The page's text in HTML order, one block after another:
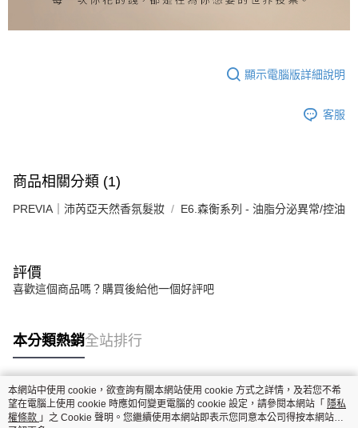
顯示電腦版詳細說明
客服
商品相關分類 (1)
PREVIA｜沛芮亞天然香氛髮妝 E6.森衡系列 - 油脂分泌異常/控油
評價
喜歡這個商品嗎？購買後給他一個好評吧
本分類熱銷全站排行
熱門標籤
本網站中使用 cookie，欲查詢有關本網站使用 cookie 方式之詳情，及若您不希
望在電腦上使用 cookie 時應如何變更電腦的 cookie 設定，請參閱本網站「 隱私
權條款 」之 Cookie 聲明。您繼續使用本網站即表示您同意本公司得按本網站使